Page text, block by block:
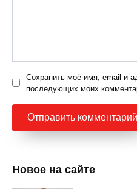
Сохранить моё имя, email и
последующих моих
Новое на сайте